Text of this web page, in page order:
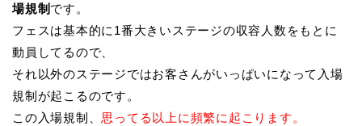
場規制 です。
フェスは基本的に1番大きいステージの収容人数をもとに
動員してるので、
それ以外のステージではお客さんがいっぱいになって入場
規制が起こるのです。
この入場規制、 思ってる以上に頻繁に起こります。